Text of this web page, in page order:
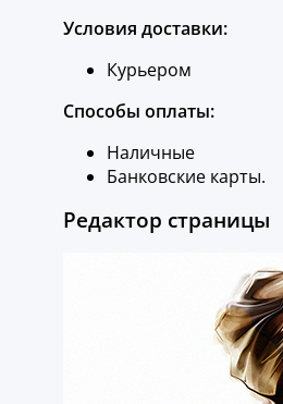
Условия доставки:
Курьером
Способы оплаты:
Наличные
Банковские карты.
Редактор страницы